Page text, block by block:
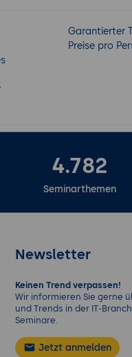
Garantierter
Preise pro
4.782
Seminarthemen
Newsletter
Keinen Trend verpassen!
Wir informieren Sie gerne
und Trends in der IT-
Seminare.
Jetzt anmelden